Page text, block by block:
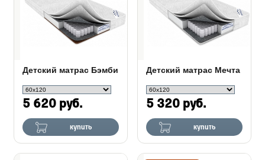
Детский матрас Бэмби
5 620 руб.
купить
Детский матрас Мечта
5 320 руб.
купить